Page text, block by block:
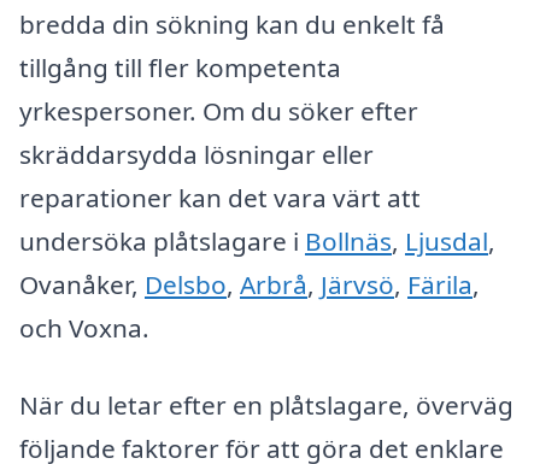
bredda din sökning kan du enkelt få
tillgång till fler kompetenta
yrkespersoner. Om du söker efter
skräddarsydda lösningar eller
reparationer kan det vara värt att
undersöka plåtslagare i Bollnäs, Ljusdal,
Ovanåker, Delsbo, Arbrå, Järvsö, Färila,
och Voxna.
När du letar efter en plåtslagare, överväg
följande faktorer för att göra det enklare